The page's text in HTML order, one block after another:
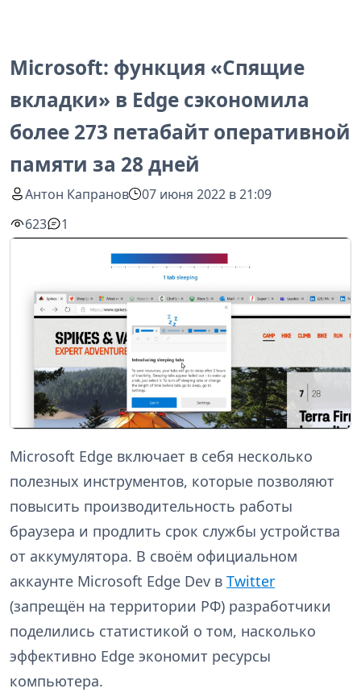
Microsoft: функция «Спящие
вкладки» в Edge сэкономила
более 273 петабайт оперативной
памяти за 28 дней
Антон Капранов
07 июня 2022 в 21:09
623
1
Microsoft Edge включает в себя несколько
полезных инструментов, которые позволяют
повысить производительность работы
браузера и продлить срок службы устройства
от аккумулятора. В своём официальном
аккаунте Microsoft Edge Dev в Twitter
(запрещён на территории РФ) разработчики
поделились статистикой о том, насколько
эффективно Edge экономит ресурсы
компьютера.